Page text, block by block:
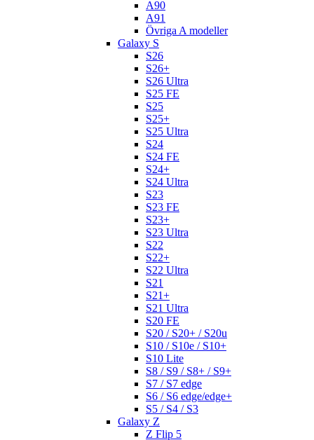
A90
A91
Övriga A modeller
Galaxy S
S26
S26+
S26 Ultra
S25 FE
S25
S25+
S25 Ultra
S24
S24 FE
S24+
S24 Ultra
S23
S23 FE
S23+
S23 Ultra
S22
S22+
S22 Ultra
S21
S21+
S21 Ultra
S20 FE
S20 / S20+ / S20u
S10 / S10e / S10+
S10 Lite
S8 / S9 / S8+ / S9+
S7 / S7 edge
S6 / S6 edge/edge+
S5 / S4 / S3
Galaxy Z
Z Flip 5